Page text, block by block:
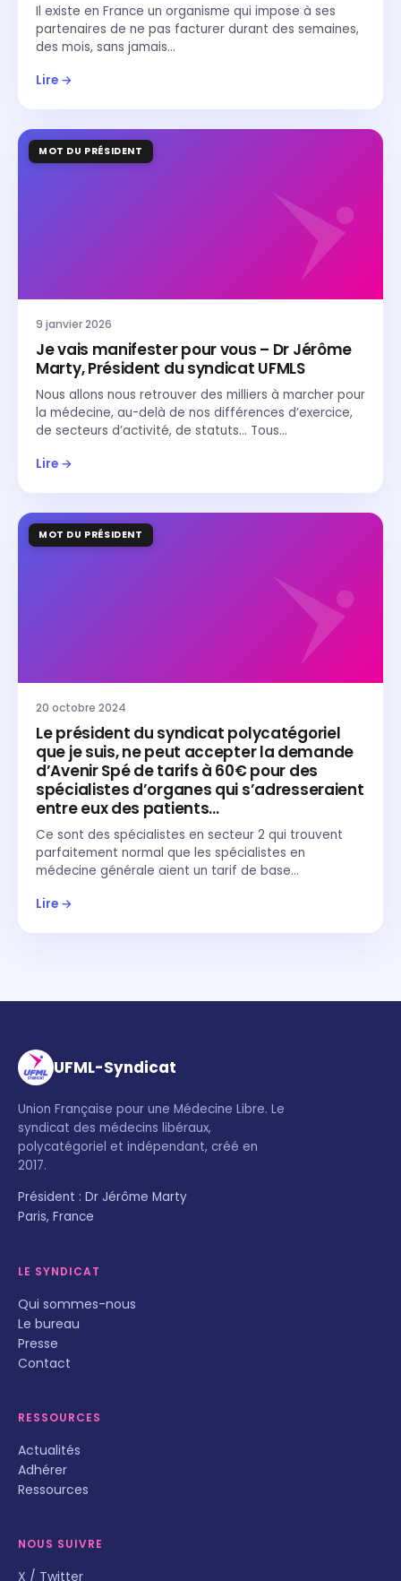
Il existe en France un organisme qui impose à ses
partenaires de ne pas facturer durant des semaines,
des mois, sans jamais…
Lire →
MOT DU PRÉSIDENT
9 janvier 2026
Je vais manifester pour vous – Dr Jérôme
Marty, Président du syndicat UFMLS
Nous allons nous retrouver des milliers à marcher pour
la médecine, au-delà de nos différences d’exercice,
de secteurs d’activité, de statuts… Tous…
Lire →
MOT DU PRÉSIDENT
20 octobre 2024
Le président du syndicat polycatégoriel
que je suis, ne peut accepter la demande
d’Avenir Spé de tarifs à 60€ pour des
spécialistes d’organes qui s’adresseraient
entre eux des patients…
Ce sont des spécialistes en secteur 2 qui trouvent
parfaitement normal que les spécialistes en
médecine générale aient un tarif de base…
Lire →
UFML-Syndicat
Union Française pour une Médecine Libre. Le
syndicat des médecins libéraux,
polycatégoriel et indépendant, créé en
2017.
Président : Dr Jérôme Marty
Paris, France
LE SYNDICAT
Qui sommes-nous
Le bureau
Presse
Contact
RESSOURCES
Actualités
Adhérer
Ressources
NOUS SUIVRE
X / Twitter